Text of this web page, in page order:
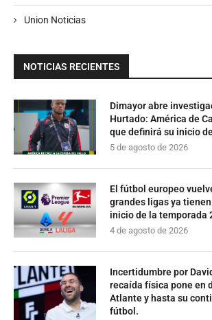
Union Noticias
NOTICIAS RECIENTES
Dimayor abre
Hurtado: América de
que definirá su inicio
5 de agosto de 2026
El fútbol europeo
grandes ligas ya
inicio de la temporada
4 de agosto de 2026
Incertidumbre por
recaída física pone en
Atlante y hasta su
fútbol.